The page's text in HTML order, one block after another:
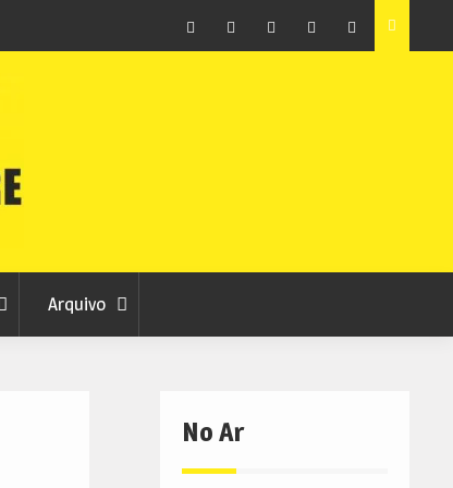
Covilhã avança com a desmaterialização do Arquivo
Municipal
Arquivo
No Ar